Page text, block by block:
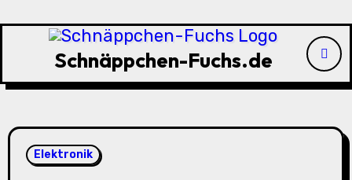
Schnäppchen-Fuchs.de
Elektronik